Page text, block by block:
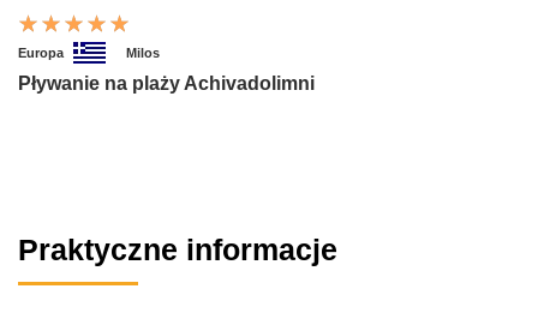
Europa Milos
Pływanie na plaży Achivadolimni
Praktyczne informacje